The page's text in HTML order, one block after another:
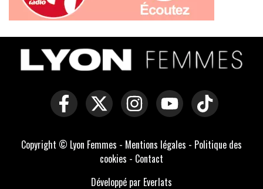
Copyright © Lyon Femmes - Mentions légales - Politique des
cookies - Contact
Développé par Everlats